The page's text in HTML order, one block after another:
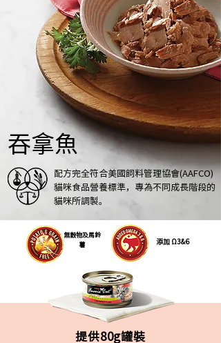
吞拿魚
配方完全符合美國飼料管理協會(AAFCO)
貓咪食品營養標準，專為不同成長階段的
貓咪所調製。
提供80g罐裝
無穀物及馬鈴
薯
添加 Ω3&6